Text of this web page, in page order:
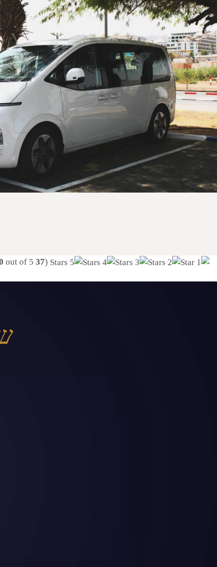
(
37
out of 5)